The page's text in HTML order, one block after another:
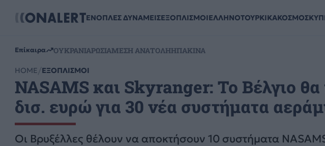
ΕΝΟΠΛΕΣ ΔΥΝΑΜΕΙΣΕΞΟΠΛΙΣΜΟΙΕΛΛΗΝΟΤΟΥΡΚΙΚΑΚΟΣΜΟΣ
Επίκαιρα ΟΥΚΡΑΝΙΑΡΩΣΙΑΜΕΣΗ ΑΝΑΤΟΛΗΗΠΑΚΙΝΑ
HOME ΕΞΟΠΛΙΣΜΟΙ
NASAMS και Skyranger: Το Βέλγιο
δισ. ευρώ για 30 νέα συστήματα
Οι Βρυξέλλες θέλουν να αποκτήσουν 10 συστήματα